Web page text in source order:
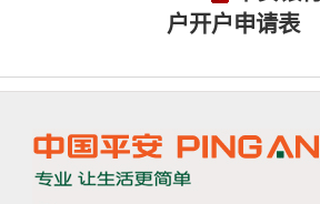
户开户申请表